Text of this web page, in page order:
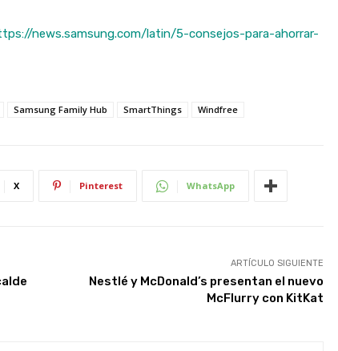
news.samsung.com/latin/5-consejos-para-ahorrar-
Samsung Family Hub SmartThings Windfree
X Pinterest WhatsApp
ARTÍCULO SIGUIENTE
Nestlé y McDonald’s presentan el nuevo
McFlurry con KitKat